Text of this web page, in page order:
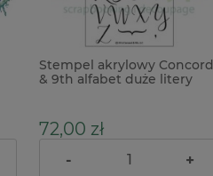
Stempel akrylowy Concord
& 9th alfabet duże litery
72,00 zł
- +